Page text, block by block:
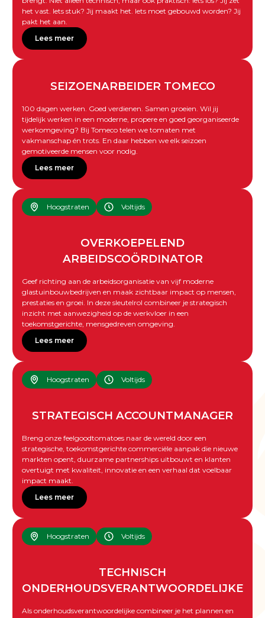
het vast. Iets stuk? Jij maakt het. Iets moet gebouwd worden? Jij
pakt het aan.
Lees meer
SEIZOENARBEIDER TOMECO
100 dagen werken. Goed verdienen. Samen groeien. Wil jij
tijdelijk werken in een moderne, propere en goed georganiseerde
werkomgeving? Bij Tomeco telen we tomaten met
vakmanschap én trots. En daar hebben we elk seizoen
gemotiveerde mensen voor nodig.
Lees meer
Hoogstraten Voltijds
OVERKOEPELEND
ARBEIDSCOÖRDINATOR
Geef richting aan de arbeidsorganisatie van vijf moderne
glastuinbouwbedrijven en maak zichtbaar impact op mensen,
prestaties en groei. In deze sleutelrol combineer je strategisch
inzicht met aanwezigheid op de werkvloer in een
toekomstgerichte, mensgedreven omgeving.
Lees meer
Hoogstraten Voltijds
STRATEGISCH ACCOUNTMANAGER
Breng onze feelgoodtomatoes naar de wereld door een
strategische, toekomstgerichte commerciële aanpak die nieuwe
markten opent, duurzame partnerships uitbouwt en klanten
overtuigt met kwaliteit, innovatie en een verhaal dat voelbaar
impact maakt.
Lees meer
Hoogstraten Voltijds
TECHNISCH
ONDERHOUDSVERANTWOORDELIJKE
Als onderhoudsverantwoordelijke combineer je het plannen en